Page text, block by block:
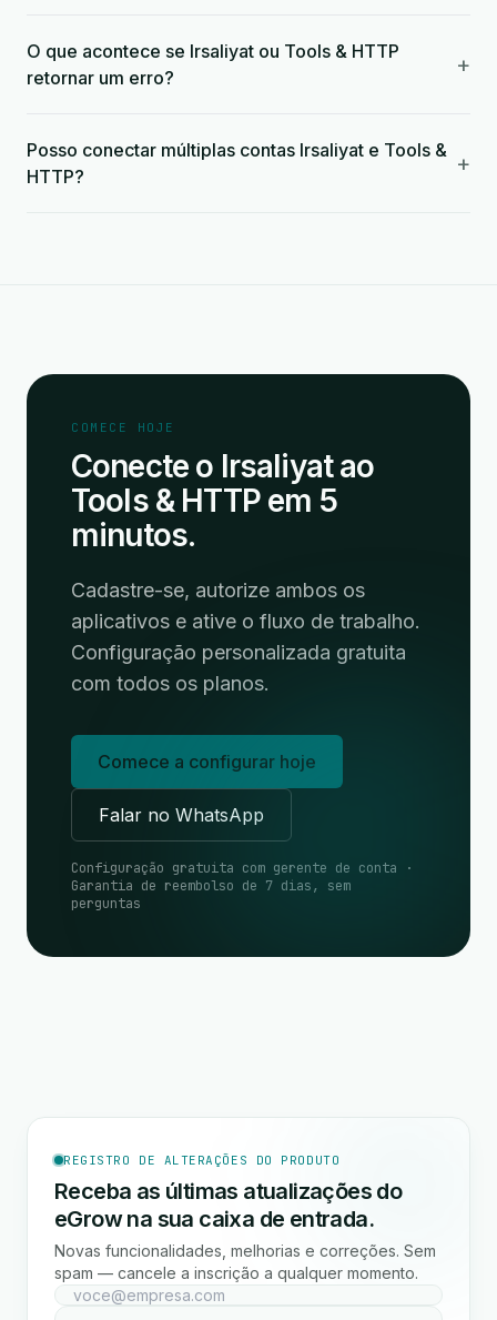
O que acontece se Irsaliyat ou Tools & HTTP
retornar um erro?
+
Posso conectar múltiplas contas Irsaliyat e Tools &
HTTP?
+
COMECE HOJE
Conecte o Irsaliyat ao
Tools & HTTP em 5
minutos.
Cadastre-se, autorize ambos os
aplicativos e ative o fluxo de trabalho.
Configuração personalizada gratuita
com todos os planos.
Comece a configurar hoje
Falar no WhatsApp
Configuração gratuita com gerente de conta ·
Garantia de reembolso de 7 dias, sem
perguntas
REGISTRO DE ALTERAÇÕES DO PRODUTO
Receba as últimas atualizações do
eGrow na sua caixa de entrada.
Novas funcionalidades, melhorias e correções. Sem
spam — cancele a inscrição a qualquer momento.